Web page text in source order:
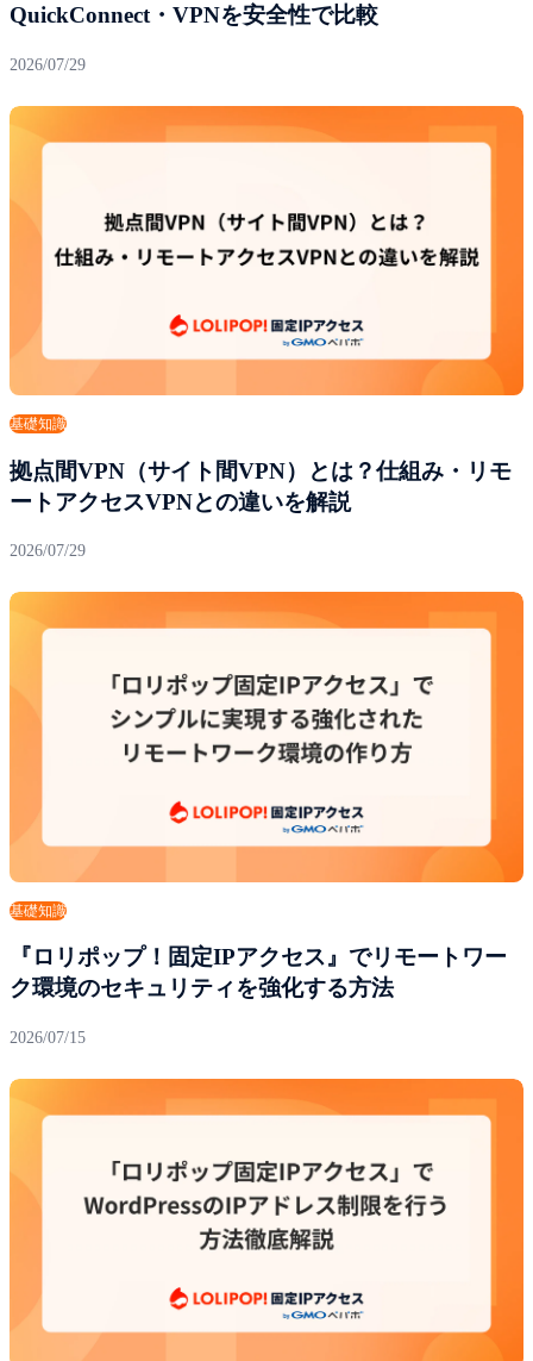
QuickConnect・VPNを安全性で比較
2026/07/29
基礎知識
拠点間VPN（サイト間VPN）とは？仕組み・リモ
ートアクセスVPNとの違いを解説
2026/07/29
基礎知識
『ロリポップ！固定IPアクセス』でリモートワー
ク環境のセキュリティを強化する方法
2026/07/15